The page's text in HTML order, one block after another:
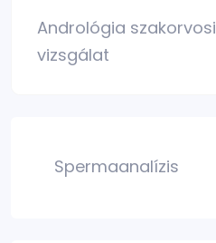
Andrológia szakorvosi
vizsgálat
Spermaanalízis